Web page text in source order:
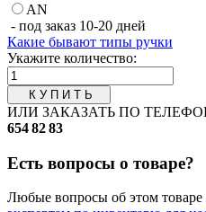
AN
- под заказ 10-20 дней
Какие бывают типы ручки
Укажите количество:
ИЛИ ЗАКАЗАТЬ ПО
654 82 83
Есть вопросы о товаре?
Любые вопросы об этом товаре